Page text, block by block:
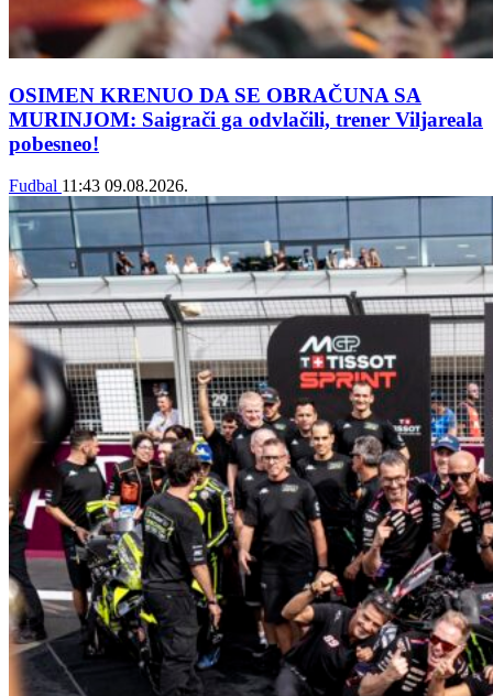
OSIMEN KRENUO DA SE OBRAČUNA SA
MURINJOM: Saigrači ga odvlačili, trener Viljareala
pobesneo!
Fudbal 11:43 09.08.2026.